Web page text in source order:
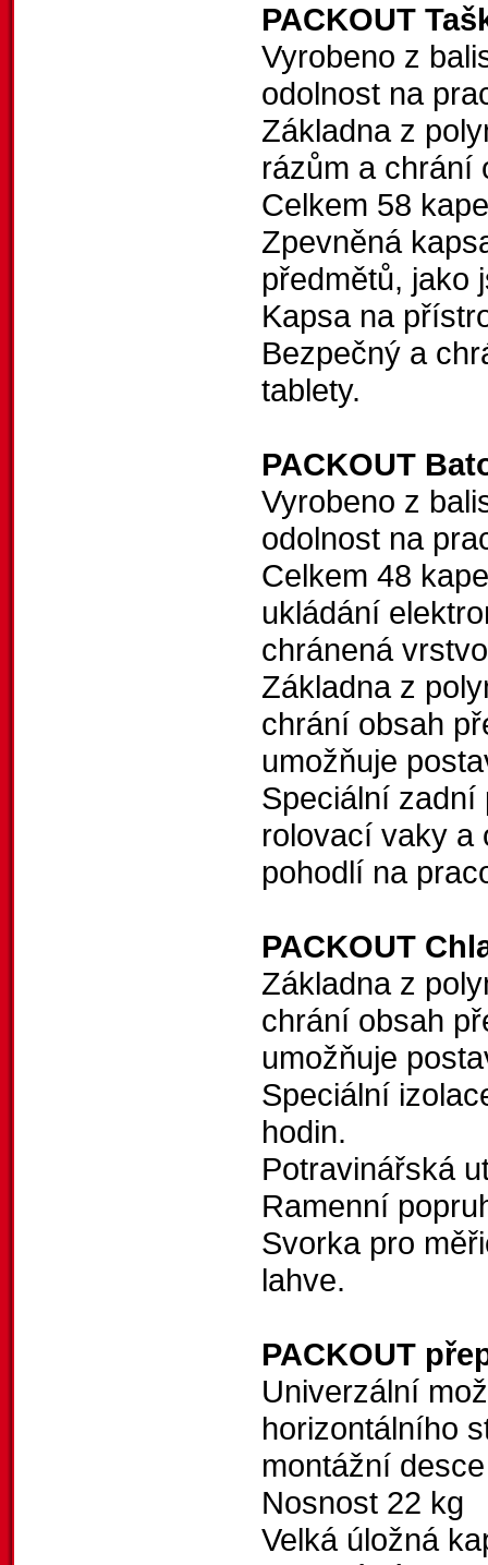
PACKOUT
Vyrobeno z
odolnost na
Základna z
rázům a chrání
Celkem 58
Zpevněná
předmětů, jako
Kapsa na
Bezpečný a
tablety.
PACKOUT
Vyrobeno z
odolnost na
Celkem 48
ukládání
chránená
Základna z
chrání obsah
umožňuje
Speciální zadní
rolovací vaky a
pohodlí na
PACKOUT
Základna z
chrání obsah
umožňuje
Speciální
hodin.
Potravinářská
Ramenní
Svorka pro
lahve.
PACKOUT
Univerzální
horizontálního
montážní
Nosnost 22 kg
Velká úložná